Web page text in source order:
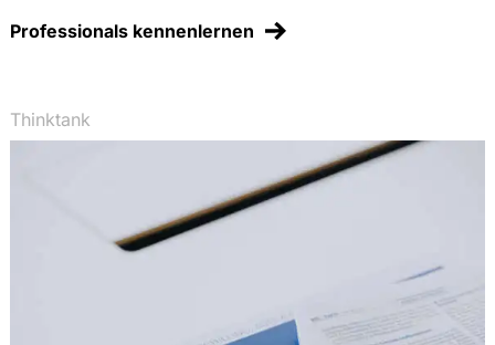
Professionals kennenlernen
Thinktank